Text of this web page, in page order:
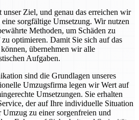
Ziel, und genau das erreichen wir
sorgfältige Umsetzung. Wir nutzen
Methoden, um Schäden zu
optimieren. Damit Sie sich auf das
übernehmen wir alle
Aufgaben.
sind die Grundlagen unseres
Umzugsfirma legen wir Wert auf
Umsetzungen. Sie erhalten
der auf Ihre individuelle Situation
zu einer sorgenfreien und